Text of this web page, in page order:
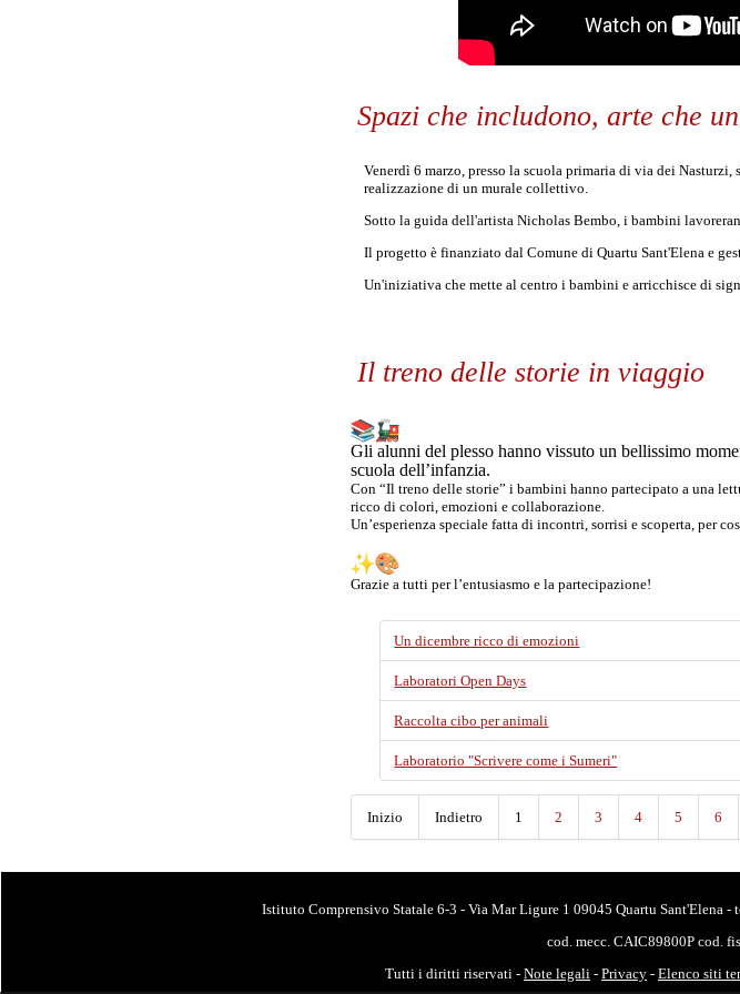
Spazi che includono, arte che
Venerdì 6 marzo, presso la scuola primaria di via dei
realizzazione di un murale collettivo.
Sotto la guida dell'artista Nicholas Bembo, i bambini
Il progetto è finanziato dal Comune di Quartu Sant'Elena e
Un'iniziativa che mette al centro i bambini e arricchisce di
Il treno delle storie in viaggio
Gli alunni del plesso hanno vissuto un bellissimo
scuola dell’infanzia.
Con “Il treno delle storie” i bambini hanno partecipato a una
ricco di colori, emozioni e collaborazione.
Un’esperienza speciale fatta di incontri, sorrisi e scoperta,
Grazie a tutti per l’entusiasmo e la partecipazione!
Un dicembre ricco di emozioni
Laboratori Open Days
Raccolta cibo per animali
Laboratorio "Scrivere come i Sumeri"
Inizio Indietro 1 2 3 4 5 6
Istituto Comprensivo Statale 6-3 - Via Mar Ligure 1 09045 Quartu Sant'Elena -
cod. mecc. CAIC89800P cod.
Tutti i diritti riservati - Note legali - Privacy - Elenco siti